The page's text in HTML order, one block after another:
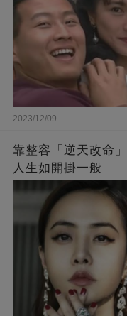
2023/12/09
靠整容「逆天改命
人生如開掛一般